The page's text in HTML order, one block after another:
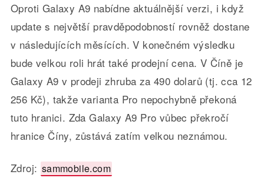
Oproti Galaxy A9 nabídne aktuálnější verzi, i když
update s největší pravděpodobností rovněž dostane
v následujících měsících. V konečném výsledku
bude velkou roli hrát také prodejní cena. V Číně je
Galaxy A9 v prodeji zhruba za 490 dolarů (tj. cca 12
256 Kč), takže varianta Pro nepochybně překoná
tuto hranici. Zda Galaxy A9 Pro vůbec překročí
hranice Číny, zůstává zatím velkou neznámou.
Zdroj: sammobile.com